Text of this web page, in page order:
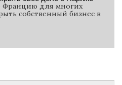
Францию для многих
собственный бизнес в